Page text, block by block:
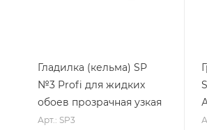
Гладилка (кельма) SP
№3 Profi для жидких
обоев прозрачная узкая
Арт.: SP3